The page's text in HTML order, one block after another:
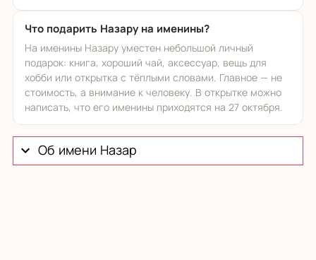
Что подарить Назару на именины?
На именины Назару уместен небольшой личный
подарок: книга, хороший чай, аксессуар, вещь для
хобби или открытка с тёплыми словами. Главное — не
стоимость, а внимание к человеку. В открытке можно
написать, что его именины приходятся на 27 октября.
Об имени Назар